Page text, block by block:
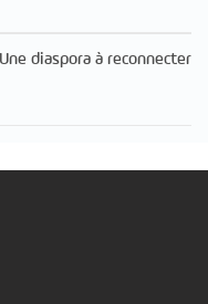
diaspora à reconnecter